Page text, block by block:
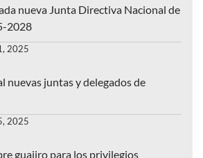
nueva Junta Directiva Nacional de
2028
2025
nuevas juntas y delegados de
2025
guajiro para los privilegios